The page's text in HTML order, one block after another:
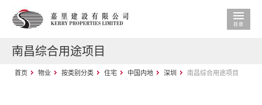
南昌综合用途项目
首页 物业 按类别分类 住宅 中国内地 深圳 南昌综合用途项目